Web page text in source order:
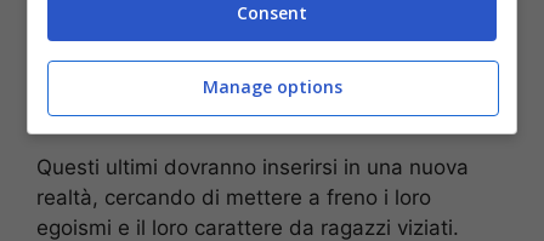
Questi ultimi dovranno inserirsi in una nuova
realtà, cercando di mettere a freno i loro
egoismi e il loro carattere da ragazzi viziati.
Consent
Manage options